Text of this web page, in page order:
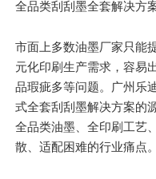
全品类刮刮墨全套解决方
市面上多数油墨厂家只能
元化印刷生产需求，容易
品瑕疵多等问题。广州乐
式全套刮刮墨解决方案的
全品类油墨、全印刷工艺
散、适配困难的行业痛点。